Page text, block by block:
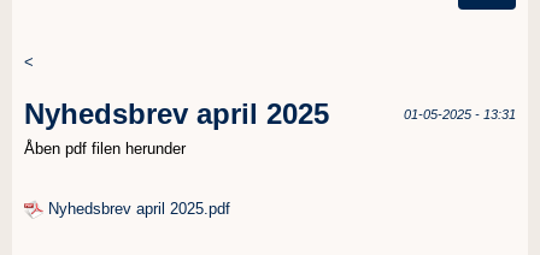
<
Nyhedsbrev april 2025 01-05-2025 - 13:31
Åben pdf filen herunder
Nyhedsbrev april 2025.pdf